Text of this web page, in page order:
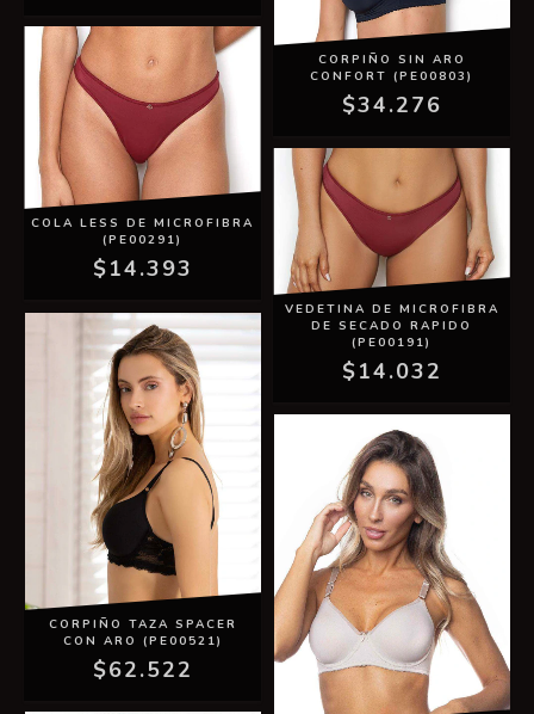
CORPIÑO SIN ARO
CONFORT (PE00803)
$34.276
COLA LESS DE MICROFIBRA
(PE00291)
$14.393
VEDETINA DE MICROFIBRA
DE SECADO RAPIDO
(PE00191)
$14.032
CORPIÑO TAZA SPACER
CON ARO (PE00521)
$62.522